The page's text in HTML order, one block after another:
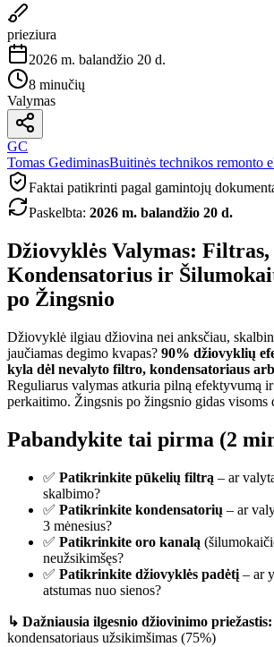
prieziura
2026 m. balandžio 20 d.
8 minučių
Valymas
GC
Tomas GediminasBuitinės technikos remonto
Faktai patikrinti pagal gamintojų
Paskelbta: 2026 m. balandžio 20 d.
Džiovyklės Valymas: Filtras,
Kondensatorius ir
po Žingsnio
Džiovyklė ilgiau džiovina nei anksčiau,
jaučiamas degimo kvapas? 90% džiovyklių
kyla dėl nevalyto filtro, kondensatoriaus
Reguliarus valymas atkuria pilną efektyvumą
perkaitimo. Žingsnis po žingsnio gidas
Pabandykite tai pirma (2
✅ Patikrinkite pūkelių filtrą – ar
skalbimo?
✅ Patikrinkite kondensatorių – ar
3 mėnesius?
✅ Patikrinkite oro kanalą
neužsikimšęs?
✅ Patikrinkite džiovyklės padėtį – ar
atstumas nuo sienos?
↳ Dažniausia ilgesnio džiovinimo priežastis:
kondensatoriaus užsikimšimas (75%)